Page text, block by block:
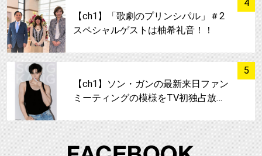
4
【ch1】「歌劇のプリンシパル」＃2
スペシャルゲストは柚希礼音！！
5
【ch1】ソン・ガンの最新来日ファン
ミーティングの模様をTV初独占放…